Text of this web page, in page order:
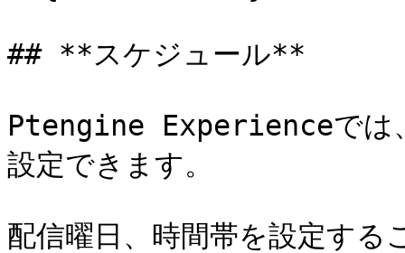
## **スケジュール**
Ptengine Experienceでは
設定できます。
配信曜日、時間帯を設定す